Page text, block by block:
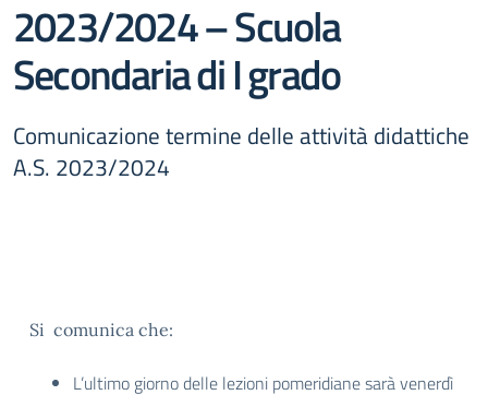
2023/2024 – Scuola
Secondaria di I grado
Comunicazione termine delle attività didattiche
A.S. 2023/2024
Si comunica che:
L’ultimo giorno delle lezioni pomeridiane sarà venerdì